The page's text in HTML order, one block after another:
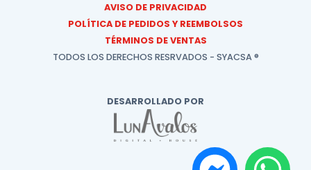
AVISO DE PRIVACIDAD
POLÍTICA DE PEDIDOS Y REEMBOLSOS
TÉRMINOS DE VENTAS
TODOS LOS DERECHOS RESRVADOS - SYACSA ®
DESARROLLADO POR